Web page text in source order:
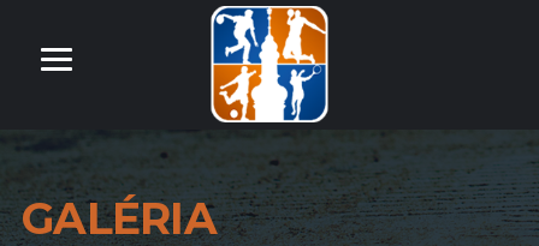
GALÉRIA